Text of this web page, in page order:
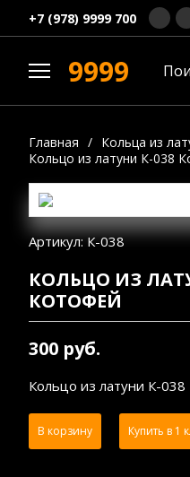
+7 (978) 9999 700
9999
Главная / Кольца из
Кольцо из латуни К-038
Артикул: К-038
КОЛЬЦО ИЗ
КОТОФЕЙ
300 руб.
Кольцо из латуни К-
В корзину Купить в 1